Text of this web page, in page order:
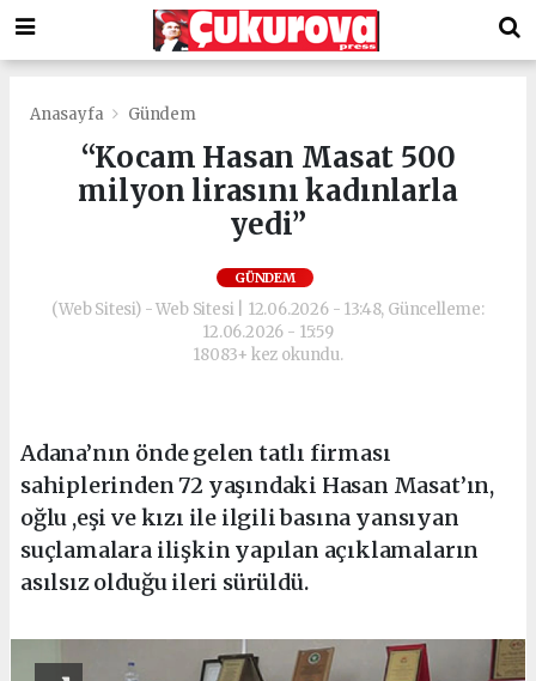
Anasayfa Gündem
“Kocam Hasan Masat 500
milyon lirasını kadınlarla
yedi”
GÜNDEM
(Web Sitesi) - Web Sitesi | 12.06.2026 - 13:48, Güncelleme:
12.06.2026 - 15:59
18083+ kez okundu.
Adana’nın önde gelen tatlı firması
sahiplerinden 72 yaşındaki Hasan Masat’ın,
oğlu ,eşi ve kızı ile ilgili basına yansıyan
suçlamalara ilişkin yapılan açıklamaların
asılsız olduğu ileri sürüldü.